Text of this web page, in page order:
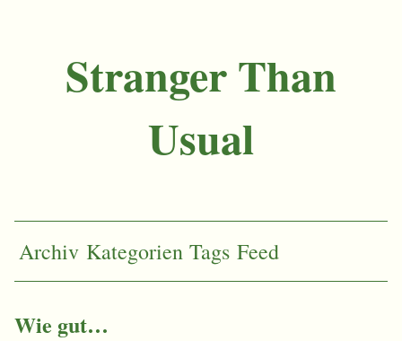
Stranger Than
Usual
Archiv Kategorien Tags Feed
Wie gut…